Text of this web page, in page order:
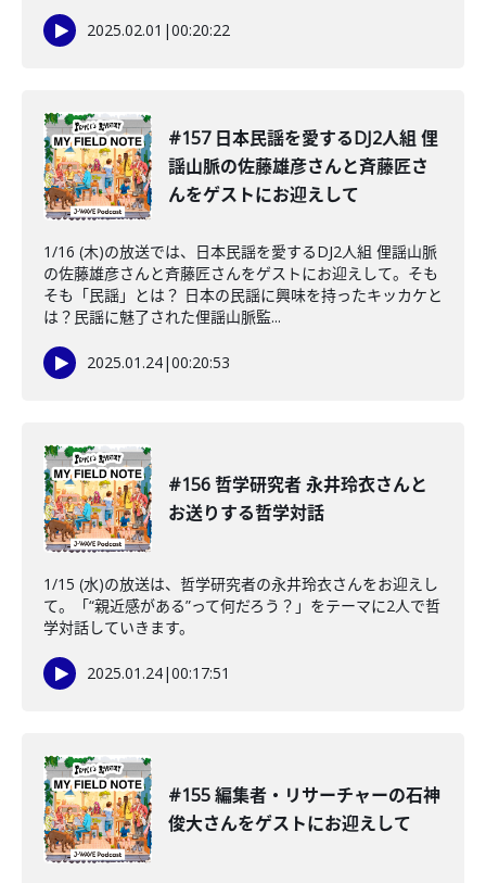
2025.02.01 |00:20:22
#157 日本民謡を愛するDJ2人組 俚
謡山脈の佐藤雄彦さんと斉藤匠さ
んをゲストにお迎えして
1/16 (木)の放送では、日本民謡を愛するDJ2人組 俚謡山脈
の佐藤雄彦さんと斉藤匠さんをゲストにお迎えして。そも
そも「民謡」とは？ 日本の民謡に興味を持ったキッカケと
は？民謡に魅了された俚謡山脈監...
2025.01.24|00:20:53
#156 哲学研究者 永井玲衣さんと
お送りする哲学対話
1/15 (水)の放送は、哲学研究者の永井玲衣さんをお迎えし
て。「“親近感がある”って何だろう？」をテーマに2人で哲
学対話していきます。
2025.01.24|00:17:51
#155 編集者・リサーチャーの石神
俊大さんをゲストにお迎えして